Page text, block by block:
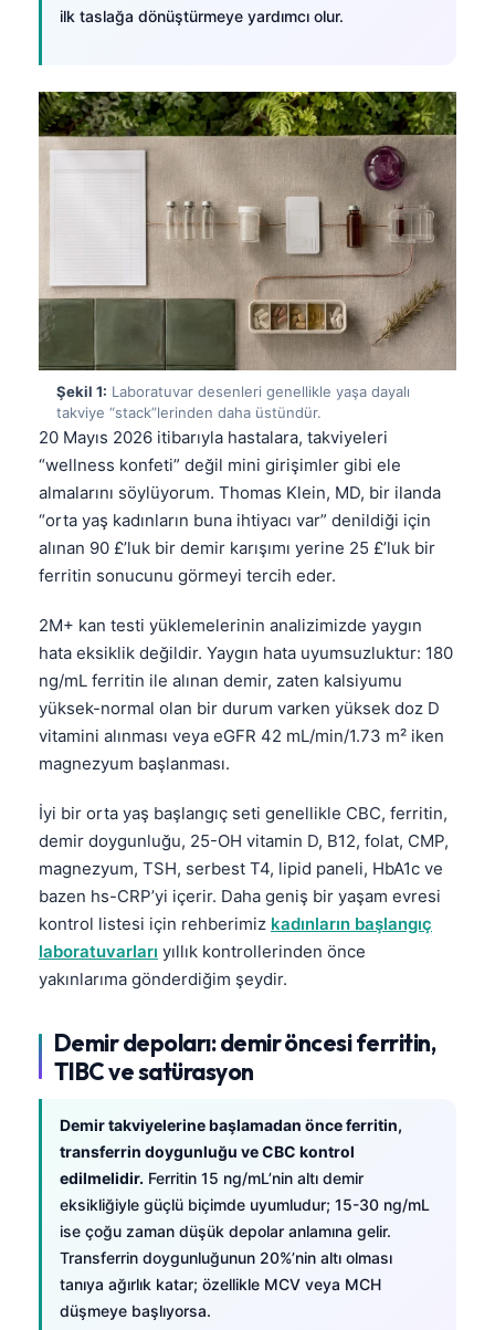
ilk taslağa dönüştürmeye yardımcı olur.
Şekil 1: Laboratuvar desenleri genellikle yaşa dayalı
takviye “stack”lerinden daha üstündür.
20 Mayıs 2026 itibarıyla hastalara, takviyeleri
“wellness konfeti” değil mini girişimler gibi ele
almalarını söylüyorum. Thomas Klein, MD, bir ilanda
“orta yaş kadınların buna ihtiyacı var” denildiği için
alınan 90 £’luk bir demir karışımı yerine 25 £’luk bir
ferritin sonucunu görmeyi tercih eder.
2M+ kan testi yüklemelerinin analizimizde yaygın
hata eksiklik değildir. Yaygın hata uyumsuzluktur: 180
ng/mL ferritin ile alınan demir, zaten kalsiyumu
yüksek-normal olan bir durum varken yüksek doz D
vitamini alınması veya eGFR 42 mL/min/1.73 m² iken
magnezyum başlanması.
İyi bir orta yaş başlangıç seti genellikle CBC, ferritin,
demir doygunluğu, 25-OH vitamin D, B12, folat, CMP,
magnezyum, TSH, serbest T4, lipid paneli, HbA1c ve
bazen hs-CRP’yi içerir. Daha geniş bir yaşam evresi
kontrol listesi için rehberimiz kadınların başlangıç
laboratuvarları yıllık kontrollerinden önce
yakınlarıma gönderdiğim şeydir.
Demir depoları: demir öncesi ferritin,
TIBC ve satürasyon
Demir takviyelerine başlamadan önce ferritin,
transferrin doygunluğu ve CBC kontrol
edilmelidir. Ferritin 15 ng/mL’nin altı demir
eksikliğiyle güçlü biçimde uyumludur; 15-30 ng/mL
ise çoğu zaman düşük depolar anlamına gelir.
Transferrin doygunluğunun 20%’nin altı olması
tanıya ağırlık katar; özellikle MCV veya MCH
düşmeye başlıyorsa.